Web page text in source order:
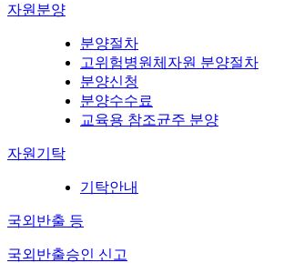
자원분양
분양절차
고위험병원체자원 분양절차
분양신청
분양수수료
교육용 참조균주 분양
자원기탁
기탁안내
국외반출 등
국외반출승인 신고